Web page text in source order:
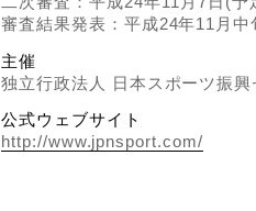
審査結果発表：平成24年11月
主催
独立行政法人 日本スポーツ振
公式ウェブサイト
http://www.jpnsport.com/